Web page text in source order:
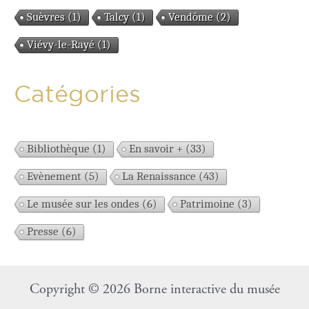
Suèvres(1) Talcy(1) Vendôme (2)
Viévy-le-Rayé (1)
Catégories
Bibliothèque (1) En savoir + (33)
Evènement (5) La Renaissance (43)
Le musée sur les ondes (6) Patrimoine (3)
Presse (6)
Copyright © 2026 Borne interactive du musée